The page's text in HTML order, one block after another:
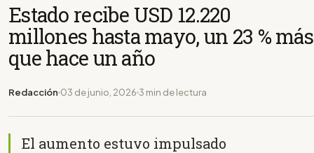
Estado recibe USD 12.220
millones hasta mayo, un 23 % más
que hace un año
Redacción 03 de junio, 2026 3 min de lectura
El aumento estuvo impulsado